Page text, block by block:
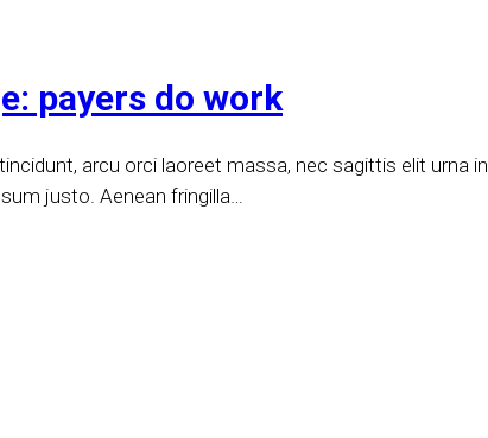
payers do work
arcu orci laoreet massa, nec sagittis elit urna in
justo. Aenean fringilla…